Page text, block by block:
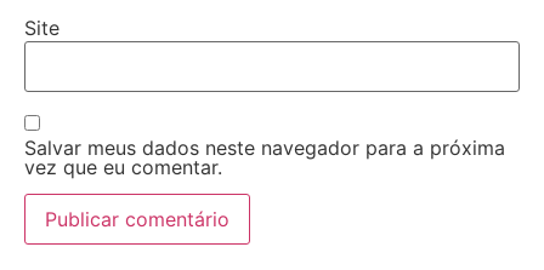
Site
Salvar meus dados neste navegador para a próxima
vez que eu comentar.